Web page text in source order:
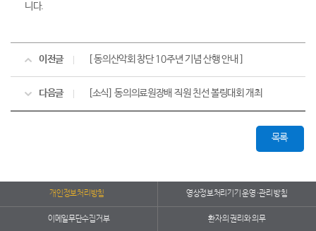
니다.
이전글 [ 동의산악회 창단 10주년 기념 산행 안내 ]
다음글 [소식] 동의의료원장배 직원 친선 볼링대회 개최
목록
개인정보처리방침 영상정보처리기기 운영·관리 방침
이메일무단수집거부 환자의 권리와 의무